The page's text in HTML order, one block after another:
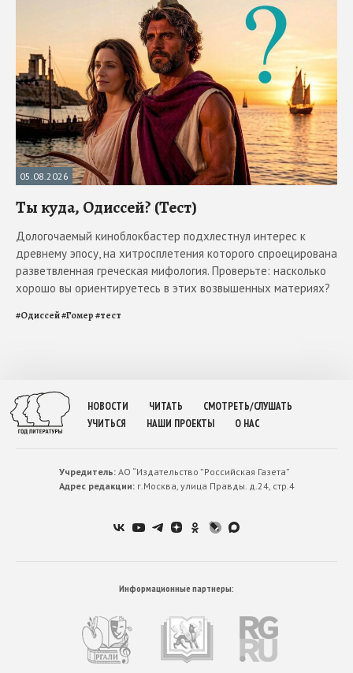
05.08.2026
Ты куда, Одиссей? (Тест)
Дологочаемый киноблокбастер подхлестнул интерес к
древнему эпосу, на хитросплетения которого спроецирована
разветвленная греческая мифология. Проверьте: насколько
хорошо вы ориентируетесь в этих возвышенных материях?
#Одиссей#Гомер#тест
НОВОСТИ ЧИТАТЬ
СМОТРЕТЬ/СЛУШАТЬ
УЧИТЬСЯ
НАШИ ПРОЕКТЫ О НАС
Учредитель:АО “Издательство ”Российская Газета”
Адрес редакции:г.Москва, улица Правды. д.24, стр.4
Информационные партнеры: